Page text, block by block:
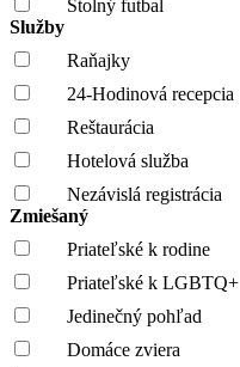
Stolný futbal
Služby
Raňajky
24-Hodinová recepcia
Reštaurácia
Hotelová služba
Nezávislá registrácia
Zmiešaný
Priateľské k rodine
Priateľské k LGBTQ+
Jedinečný pohľad
Domáce zviera